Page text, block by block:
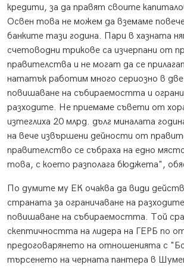
кредити, за да правят своите
Освен това не можем да вземаме
банките тази година. Пари в хазната
счетоводни трикове са изчерпани от
правителства и не могат да се
нататък работим много сериозно в две
повишаване на събираемостта и
разходите. Не приемаме съвети от
изтеглиха 20 млрд. дълг миналата
на вече извършени дейности от
правителство се събраха на едно
това, с което разполага бюджета",
По думите му ЕК очаква да види
страната за ограничаване на
повишаване на събираемостта. Той
скептичността на лидера на ГЕРБ по
предоговарянето на отношенията с
търсенето на черната пантера в